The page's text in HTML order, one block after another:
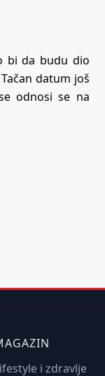
bi da budu dio
datum još
odnosi se na
i zdravlje